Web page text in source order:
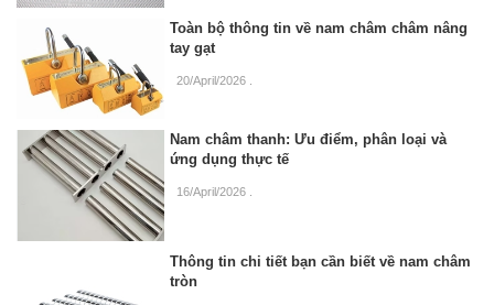
Toàn bộ thông tin về nam châm châm nâng
tay gạt
20/April/2026
Nam châm thanh: Ưu điểm, phân loại và
ứng dụng thực tế
16/April/2026
Thông tin chi tiết bạn cần biết về nam châm
tròn